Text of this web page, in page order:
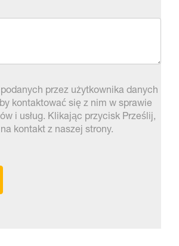
przez użytkownika danych
kontaktować się z nim w sprawie
i usług. Klikając przycisk Prześlij,
kontakt z naszej strony.